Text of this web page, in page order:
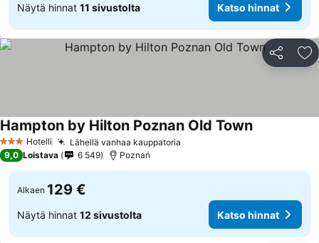
Näytä hinnat 11 sivustolta Katso hinnat
Jaa
3 Tähtiluokitus
Hotelli Lähellä vanhaa kauppatoria
Hampton by Hilton Poznan Old Town
9,0 Loistava 6 549 Poznań
Alkaen 129 €
Näytä hinnat 12 sivustolta Katso hinnat